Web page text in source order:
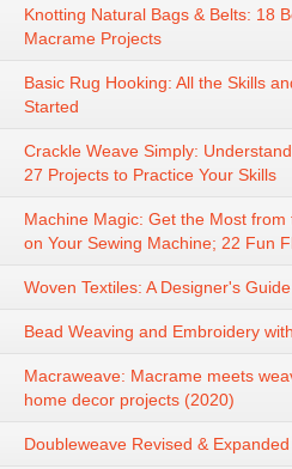
Knotting Natural Bags & Belts: 18
Macrame Projects
Basic Rug Hooking: All the Skills
Started
Crackle Weave Simply:
27 Projects to Practice Your Skills
Machine Magic: Get the Most
on Your Sewing Machine; 22 Fun
Woven Textiles: A Designer's Guide
Bead Weaving and Embroidery
Macraweave: Macrame meets
home decor projects (2020)
Doubleweave Revised & Expanded